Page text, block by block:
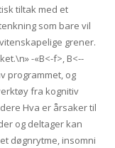
tiltak med et
som bare vil
grener.
-«B<-f>, B<--
programmet, og
fra kognitiv
Hva er årsaker til
og deltager kan
døgnrytme, insomni